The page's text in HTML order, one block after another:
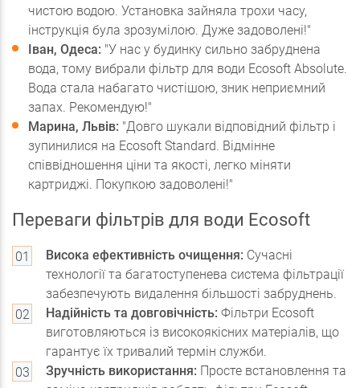
чистою водою. Установка зайняла трохи часу,
інструкція була зрозумілою. Дуже задоволені!"
Іван, Одеса: "У нас у будинку сильно забруднена
вода, тому вибрали фільтр для води Ecosoft Absolute.
Вода стала набагато чистішою, зник неприємний
запах. Рекомендую!"
Марина, Львів: "Довго шукали відповідний фільтр і
зупинилися на Ecosoft Standard. Відмінне
співвідношення ціни та якості, легко міняти
картриджі. Покупкою задоволені!"
Переваги фільтрів для води Ecosoft
Висока ефективність очищення: Сучасні
технології та багатоступенева система фільтрації
забезпечують видалення більшості забруднень.
Надійність та довговічність: Фільтри Ecosoft
виготовляються із високоякісних матеріалів, що
гарантує їх тривалий термін служби.
Зручність використання: Просте встановлення та